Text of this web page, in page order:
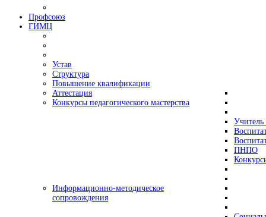
Профсоюз
ГИМЦ
Устав
Структура
Повышение квалификации
Аттестация
Конкурсы педагогического мастерства
Учитель
ПНПО
Информационно-методическое
сопровождения